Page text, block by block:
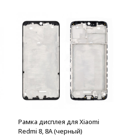
Рамка дисплея для Xiaomi
Redmi 8, 8A (черный)